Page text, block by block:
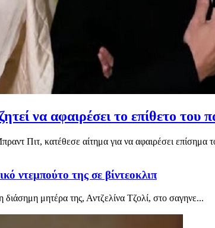
να αφαιρέσει το επίθετο του
Πιτ, κατέθεσε αίτημα για να αφαιρέσει
ντεμπούτο της σε βίντεοκλιπ
μητέρα της, Αντζελίνα Τζολί, στο σαγηνε...